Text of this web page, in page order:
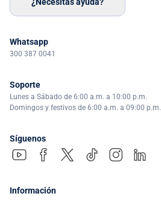
Whatsapp
300 387 0041
Soporte
Lunes a Sábado de 6:00 a.m. a 10:00 p.m.
Domingos y festivos de 6:00 a.m. a 09:00 p.m.
Síguenos
Información